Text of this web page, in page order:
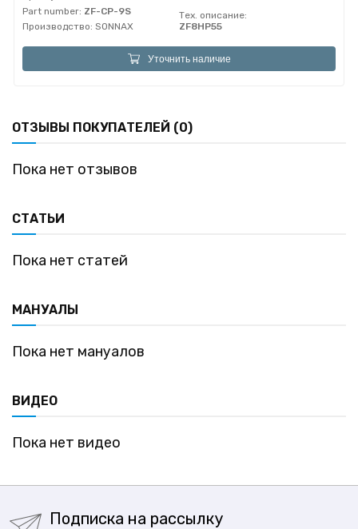
Part number: ZF-CP-9S
Производство: SONNAX
Тех. описание:
ZF8HP55
Уточнить наличие
ОТЗЫВЫ ПОКУПАТЕЛЕЙ (0)
Пока нет отзывов
СТАТЬИ
Пока нет статей
МАНУАЛЫ
Пока нет мануалов
ВИДЕО
Пока нет видео
Подписка на рассылку